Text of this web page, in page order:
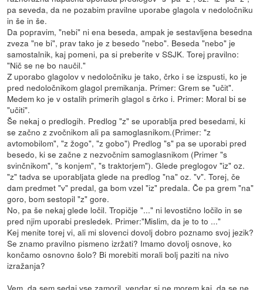
pa seveda, da ne pozabim pravilne uporabe glagola v nedoločniku
in še in še.
Da popravim, "nebi" ni ena beseda, ampak je sestavljena besedna
zveza "ne bi", prav tako je z besedo "nebo". Beseda "nebo" je
samostalnik, kaj pomeni, pa si preberite v SSJK. Torej pravilno:
"Nič se ne bo naučil."
Z uporabo glagolov v nedoločniku je tako, črko i se izspusti, ko je
pred nedoločnikom glagol premikanja. Primer: Grem se "učit".
Medem ko je v ostalih primerih glagol s črko i. Primer: Moral bi se
"učiti".
Še nekaj o predlogih. Predlog "z" se uporablja pred besedami, ki
se začno z zvočnikom ali pa samoglasnikom.(Primer: "z
avtomobilom", "z žogo", "z gobo") Predlog "s" pa se uporabi pred
besedo, ki se začne z nezvočnim samoglasnikom (Primer "s
svinčnikom", "s konjem", "s traktorjem"). Glede preglogov "iz" oz.
"z" tadva se uporabljata glede na predlog "na" oz. "v". Torej, če
dam predmet "v" predal, ga bom vzel "iz" predala. Če pa grem "na"
goro, bom sestopil "z" gore.
No, pa še nekaj glede ločil. Tropičje "..." ni levostično ločilo in se
pred njim uporabi presledek. Primer:"Mislim, da je to to ..."
Kej menite torej vi, ali mi slovenci dovolj dobro poznamo svoj jezik?
Se znamo pravilno pismeno izržati? Imamo dovolj osnove, ko
končamo osnovno šolo? Bi morebiti morali bolj paziti na nivo
izražanja?